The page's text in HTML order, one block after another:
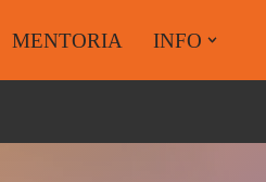
MENTORIA INFO